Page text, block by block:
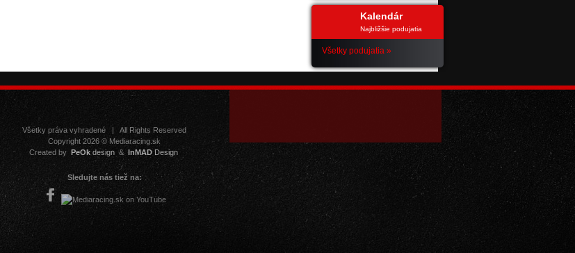
Kalendár
Najbližšie podujatia
Všetky podujatia »
Všetky práva vyhradené |
All Rights Reserved
Copyright 2026 © Mediaracing.sk
Created by PeOkdesign & InMADDesign
Sledujte nás tiež na: